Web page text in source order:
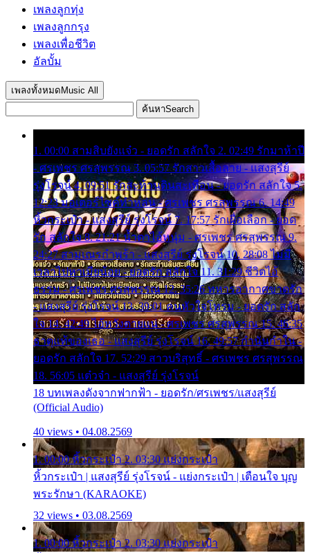
เพลงลูกทุ่ง
เพลงลูกกรุง
เพลงเพื่อชีวิต
อัลบั้ม
เพลงทั้งหมด Music All
ค้นหาSearch
1. 00:00 สามสิบยังแจ๋ว - ยอดรัก สลักใจ 2. 02:49 รักมาห้าปี
- ศรเพชร ศรสุพรรณ 3. 05:57 รักสาวเสื้อลาย - แสงสุรีย์
รุ่งโรจน์ 4. 09:51 รักสะท้านดินสะเทือน - ยอดรัก สลักใจ 5.
12:23 มอเตอร์ไซค์ทำหล่น - ศรเพชร ศรสุพรรณ 6. 14:49
หิ้วกระเป๋า - แสงสุรีย์ รุ่งโรจน์ 7. 17:57 รักเผื่อเลือก - ยอด
รัก สลักใจ 8. 21:21 น้ำตาไอ้หนุ่ม - ศรเพชร ศรสุพรรณ 9.
24:27 สามเณรกำพร้า - แสงสุรีย์ รุ่งโรจน์ 10. 28:08 ไม่มี
เวลาไปหาเมียน้อย - ยอดรัก สลักใจ 11. 31:29 ชีวิตไอ้
ธรรม - ศรเพชร ศรสุพรรณ 12. 35:26 ทหารอากาศขาดรัก
- แสงสุรีย์ รุ่งโรจน์ 13. 39:01 คนหัวใจโทรม - ยอดรัก สลัก
ใจ 14. 42:49 ไอ้หวังตายแน่ - ศรเพชร ศรสุพรรณ 15. 46:35
ธาตุแท้ของเธอ - แสงสุรีย์ รุ่งโรจน์ 16. 49:57 กำนันกำใน -
ยอดรัก สลักใจ 17. 52:29 สาวบริสุทธิ์ - ศรเพชร ศรสุพรรณ
18. 56:05 แต๋วจ๋า - แสงสุรีย์ รุ่งโรจน์
18 บทเพลงดังจากฟากฟ้า - ยอดรัก/ศรเพชร/แสงสุรีย์
(Official Audio)
40 views • 04.08.2569
1. 00:00 หิ้วกระเป๋า 2. 03:30 แย่งกระเป๋า
หิ้วกระเป๋า | แสงสุรีย์ รุ่งโรจน์ - แย่งกระเป๋า | เตือนใจ บุญ
พระรักษา (KARAOKE)
32 views • 03.08.2569
1. 00:00 หิ้วกระเป๋า 2. 03:30 แย่งกระเป๋า